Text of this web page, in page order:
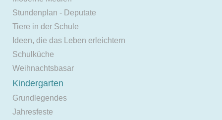
Stundenplan - Deputate
Tiere in der Schule
Ideen, die das Leben erleichtern
Schulküche
Weihnachtsbasar
Kindergarten
Grundlegendes
Jahresfeste